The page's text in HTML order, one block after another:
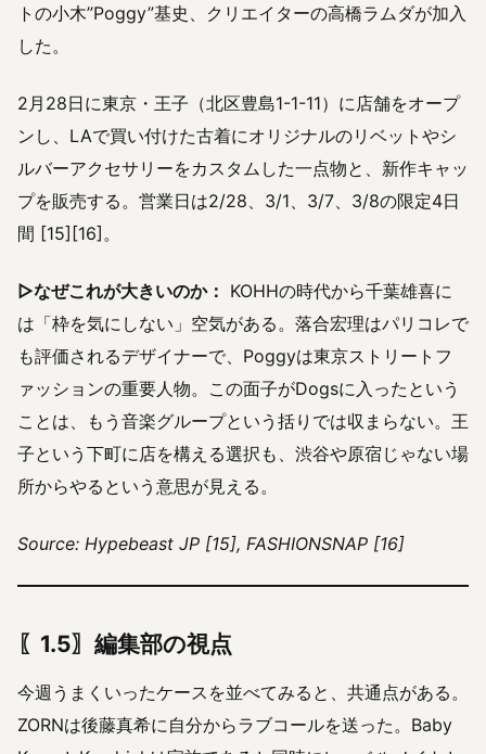
トの小木”Poggy”基史、クリエイターの高橋ラムダが加入
した。
2月28日に東京・王子（北区豊島1-1-11）に店舗をオープ
ンし、LAで買い付けた古着にオリジナルのリベットやシ
ルバーアクセサリーをカスタムした一点物と、新作キャッ
プを販売する。営業日は2/28、3/1、3/7、3/8の限定4日
間 [15][16]。
▷なぜこれが大きいのか： KOHHの時代から千葉雄喜に
は「枠を気にしない」空気がある。落合宏理はパリコレで
も評価されるデザイナーで、Poggyは東京ストリートフ
ァッションの重要人物。この面子がDogsに入ったという
ことは、もう音楽グループという括りでは収まらない。王
子という下町に店を構える選択も、渋谷や原宿じゃない場
所からやるという意思が見える。
Source: Hypebeast JP [15], FASHIONSNAP [16]
〖1.5〗編集部の視点
今週うまくいったケースを並べてみると、共通点がある。
ZORNは後藤真希に自分からラブコールを送った。Baby